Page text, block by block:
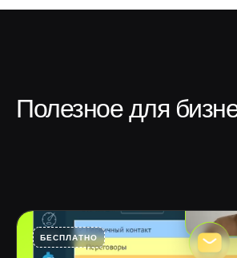
Полезное для
БЕСПЛАТНО